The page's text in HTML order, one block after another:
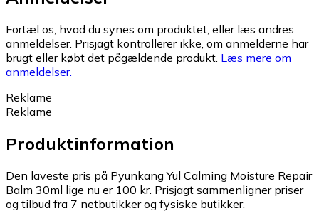
Fortæl os, hvad du synes om produktet, eller læs andres
anmeldelser. Prisjagt kontrollerer ikke, om anmelderne har
brugt eller købt det pågældende produkt. Læs mere om
anmeldelser.
Reklame
Reklame
Produktinformation
Den laveste pris på Pyunkang Yul Calming Moisture Repair
Balm 30ml lige nu er 100 kr. Prisjagt sammenligner priser
og tilbud fra 7 netbutikker og fysiske butikker.